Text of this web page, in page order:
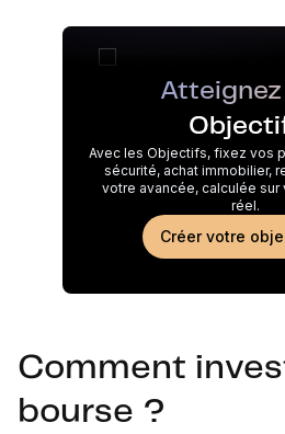
Atteignez
Avec les Objectifs, fixez vos
sécurité, achat immobilier,
votre avancée, calculée sur
réel.
Créer votre
Comment
bourse ?